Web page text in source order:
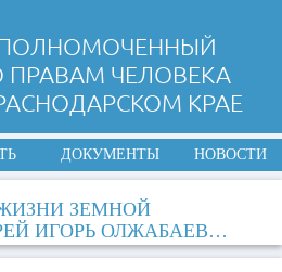
ПРАВАМ ЧЕЛОВЕКА
КРАЕ
ДОКУМЕНТЫ НОВОСТИ
ЗЕМНОЙ
ИГОРЬ ОЛЖАБАЕВ…